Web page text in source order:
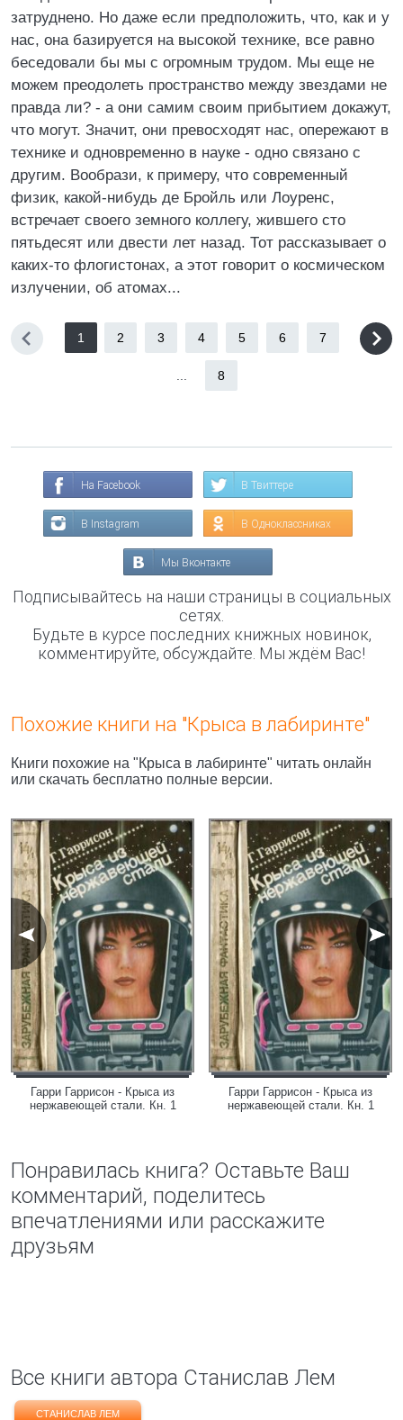
затруднено. Но даже если предположить, что, как и у
нас, она базируется на высокой технике, все равно
беседовали бы мы с огромным трудом. Мы еще не
можем преодолеть пространство между звездами не
правда ли? - а они самим своим прибытием докажут,
что могут. Значит, они превосходят нас, опережают в
технике и одновременно в науке - одно связано с
другим. Вообрази, к примеру, что современный
физик, какой-нибудь де Бройль или Лоуренс,
встречает своего земного коллегу, жившего сто
пятьдесят или двести лет назад. Тот рассказывает о
каких-то флогистонах, а этот говорит о космическом
излучении, об атомах...
1 2 3 4 5 6 7
8
На Facebook В Твиттере
В Instagram В Одноклассниках
Мы Вконтакте
Подписывайтесь на наши страницы в социальных
сетях.
Будьте в курсе последних книжных новинок,
комментируйте, обсуждайте. Мы ждём Вас!
Похожие книги на "Крыса в лабиринте"
Книги похожие на "Крыса в лабиринте" читать онлайн
или скачать бесплатно полные версии.
Гарри Гаррисон - Крыса из
нержавеющей стали. Кн. 1
Гарри Гаррисон - Крыса из
нержавеющей стали. Кн. 1
Понравилась книга? Оставьте Ваш
комментарий, поделитесь
впечатлениями или расскажите
друзьям
Все книги автора Станислав Лем
СТАНИСЛАВ ЛЕМ